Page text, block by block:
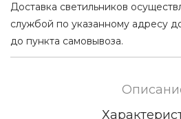
Доставка светильников
службой по указанному адресу
до пункта самовывоза.